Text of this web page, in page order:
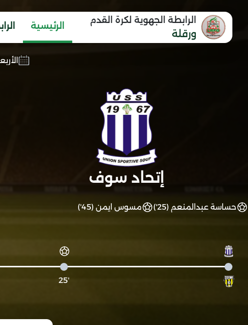
الرابطة الجهوية لكرة القدم
ورقلة
الرئيسية
الأربعاء 31
إتحاد سوف
حساسة عبدالمنعم (25') مسوس ايمن (45')
'25